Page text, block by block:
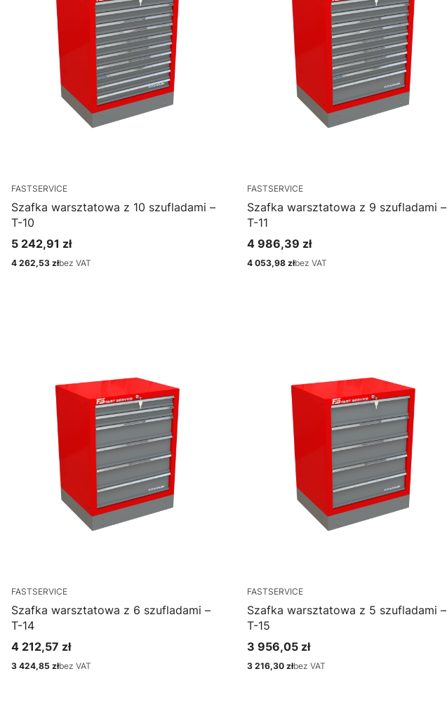
FASTSERVICE
Szafka warsztatowa z 10 szufladami –
T-10
Cena
5 242,91 zł
Cena
4 262,53 złbez VAT
FASTSERVICE
Szafka warsztatowa z 9 szufladami –
T-11
Cena
4 986,39 zł
Cena
4 053,98 złbez VAT
FASTSERVICE
Szafka warsztatowa z 6 szufladami –
T-14
Cena
4 212,57 zł
Cena
3 424,85 złbez VAT
FASTSERVICE
Szafka warsztatowa z 5 szufladami –
T-15
Cena
3 956,05 zł
Cena
3 216,30 złbez VAT